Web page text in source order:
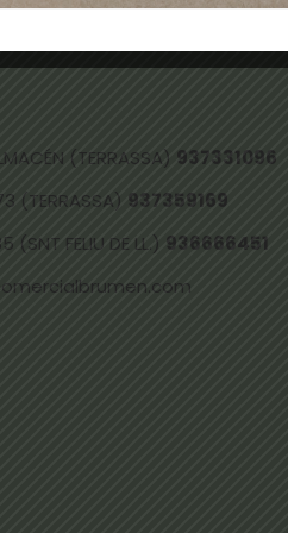
(TERRASSA) 937331096
(TERRASSA) 937359169
(SNT FELIU DE LL.) 936666451